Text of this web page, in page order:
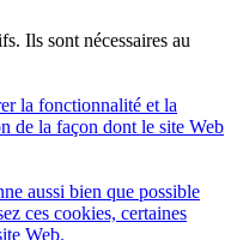
Ils sont nécessaires au
la fonctionnalité et la
de la façon dont le site Web
aussi bien que possible
ces cookies, certaines
Web.